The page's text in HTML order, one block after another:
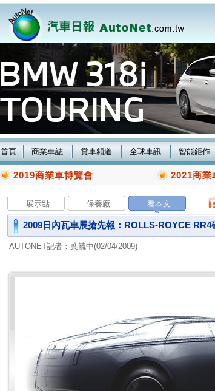
首頁 商業車誌 賞車頻道 全球車訊 智能鉅作
2019商業車博覽會 2021商業
展示點 保養廠 看本文
2009日內瓦車展搶先報：ROLLS-ROYCE RR4
AUTONET記者：葉毓中(02/04/2009)